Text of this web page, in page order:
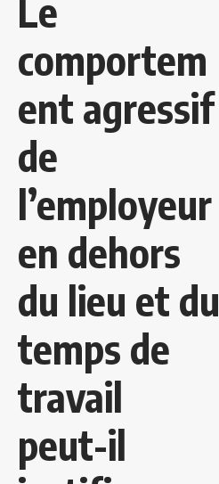
Le
comportem
ent agressif
de
l’employeur
en dehors
du lieu et du
temps de
travail
peut-il